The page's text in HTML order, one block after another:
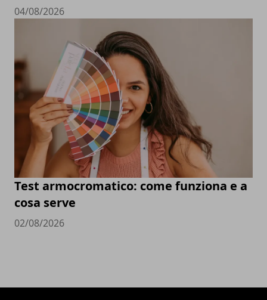
04/08/2026
Test armocromatico: come funziona e a
cosa serve
02/08/2026